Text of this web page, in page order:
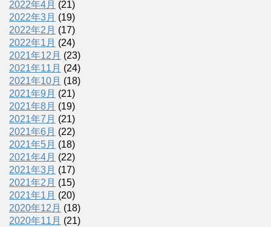
2022年4月 (21)
2022年3月 (19)
2022年2月 (17)
2022年1月 (24)
2021年12月 (23)
2021年11月 (24)
2021年10月 (18)
2021年9月 (21)
2021年8月 (19)
2021年7月 (21)
2021年6月 (22)
2021年5月 (18)
2021年4月 (22)
2021年3月 (17)
2021年2月 (15)
2021年1月 (20)
2020年12月 (18)
2020年11月 (21)